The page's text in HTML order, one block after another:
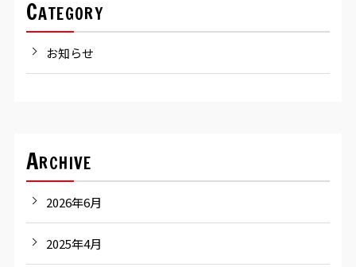
Category
お知らせ
Archive
2026年6月
2025年4月